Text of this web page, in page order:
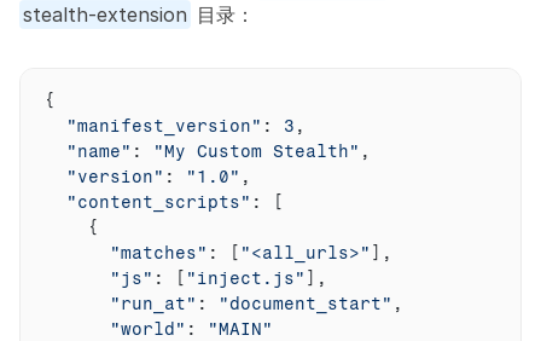
stealth-extension 目录：
{
"manifest_version" : 3 ,
"name" : "My Custom Stealth" ,
"version" : "1.0" ,
"content_scripts" :
[
{
"matches" : [ "<all_urls>" ] ,
"js" : [ "inject.js" ] ,
"run_at" : "document_start" ,
"world" :
"MAIN"